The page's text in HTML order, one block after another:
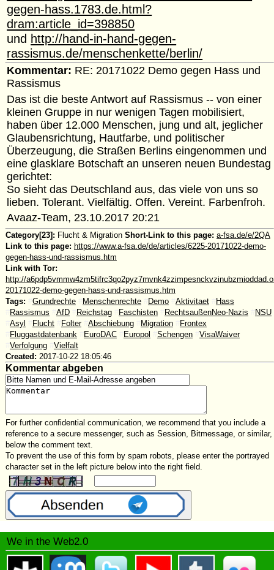
gegen-hass.1783.de.html?
dram:article_id=398850
und http://hand-in-hand-gegen-
rassismus.de/menschenkette/berlin/
Kommentar: RE: 20171022 Demo gegen Hass und
Rassismus
Das ist die beste Antwort auf Rassismus -- von einer
kleinen Gruppe in nur wenigen Tagen mobilisiert,
haben über 12.000 Menschen, jung und alt, jeglicher
Glaubensrichtung, Hautfarbe, und politischer
Überzeugung, die Straßen Berlins eingenommen und
eine glasklare Botschaft an unseren neuen Bundestag
gerichtet:
So sieht das Deutschland aus, das viele von uns so
lieben. Tolerant. Vielfältig. Offen. Vereint. Farbenfroh.
Avaaz-Team, 23.10.2017 20:21
Category[23]: Flucht & Migration Short-Link to this page: a-fsa.de/e/2QA
Link to this page: https://www.a-fsa.de/de/articles/6225-20171022-demo-
gegen-hass-und-rassismus.htm
Link with Tor:
http://
20171022-demo-gegen-hass-und-rassismus.htm
Tags:
Grundrechte Menschenrechte Demo Aktivitaet
Hass
Rassismus AfD Reichstag Faschisten RechtsaußenNeo-Nazis
NSU
Asyl Flucht Folter Abschiebung Migration
Frontex
Fluggastdatenbank EuroDAC Europol Schengen
VisaWaiver
Verfolgung
Vielfalt
Created: 2017-10-22 18:05:46
Kommentar abgeben
For further confidential communication, we recommend that you include a
reference to a secure messenger, such as Session, Bitmessage, or similar,
below the comment text.
To prevent the use of this form by spam robots, please enter the portrayed
character set in the left picture below into the right field.
We in the Web2.0